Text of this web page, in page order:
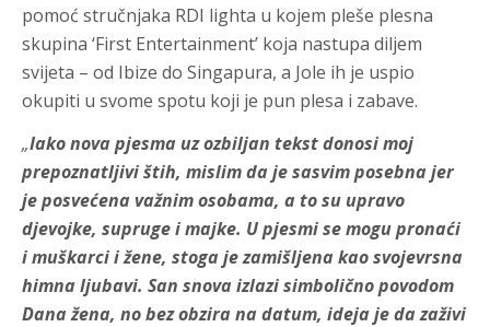
pomoć stručnjaka RDI lighta u kojem pleše plesna
skupina ‘First Entertainment’ koja nastupa diljem
svijeta – od Ibize do Singapura, a Jole ih je uspio
okupiti u svome spotu koji je pun plesa i zabave.
„Iako nova pjesma uz ozbiljan tekst donosi moj
prepoznatljivi štih, mislim da je sasvim posebna jer
je posvećena važnim osobama, a to su upravo
djevojke, supruge i majke. U pjesmi se mogu pronaći
i muškarci i žene, stoga je zamišljena kao svojevrsna
himna ljubavi. San snova izlazi simbolično povodom
Dana žena, no bez obzira na datum, ideja je da zaživi